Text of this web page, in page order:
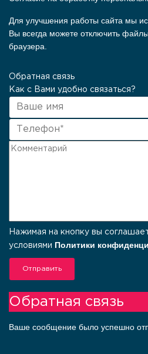
Для улучшения работы сайта мы
Вы всегда можете отключить
браузера.
Обратная связь
Как с Вами удобно связаться?
Нажимая на кнопку вы
условиями Политики
Отправить
Обратная связь
Ваше сообщение было успешно